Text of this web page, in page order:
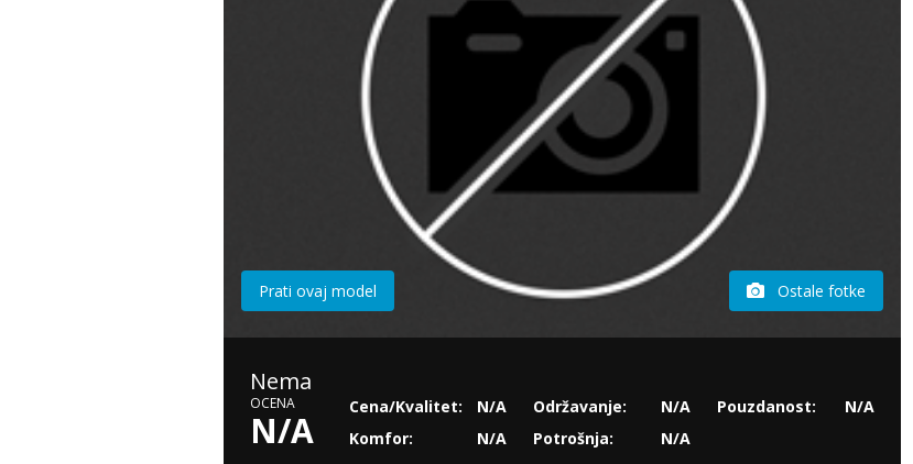
Prati ovaj model Ostale fotke
Nema
OCENA
N/A
Cena/Kvalitet:
N/A
Komfor:
N/A
Održavanje:
N/A
Potrošnja:
N/A
Pouzdanost: N/A